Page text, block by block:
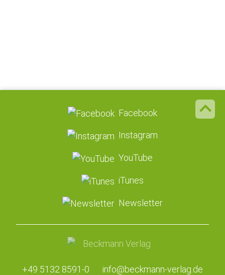
Facebook
Instagram
YouTube
iTunes
Newsletter
+49 5132 8591-0 info@beckmann-verlag.de